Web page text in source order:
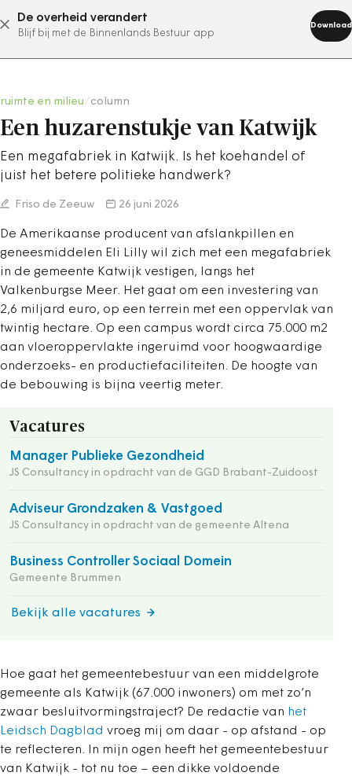
De overheid verandert
Blijf bij met de Binnenlands Bestuur app
Download
abonneer nu
ruimte en milieu column
Een huzarenstukje van Katwijk
Een megafabriek in Katwijk. Is het koehandel of
juist het betere politieke handwerk?
Friso de Zeeuw 26 juni 2026
De Amerikaanse producent van afslankpillen en
geneesmiddelen Eli Lilly wil zich met een megafabriek
in de gemeente Katwijk vestigen, langs het
Valkenburgse Meer. Het gaat om een investering van
2,6 miljard euro, op een terrein met een oppervlak van
twintig hectare. Op een campus wordt circa 75.000 m2
aan vloeroppervlakte ingeruimd voor hoogwaardige
onderzoeks- en productiefaciliteiten. De hoogte van
de bebouwing is bijna veertig meter.
Vacatures
Manager Publieke Gezondheid
JS Consultancy in opdracht van de GGD Brabant-Zuidoost
Adviseur Grondzaken & Vastgoed
JS Consultancy in opdracht van de gemeente Altena
Business Controller Sociaal Domein
Gemeente Brummen
Bekijk alle vacatures
Hoe gaat het gemeentebestuur van een middelgrote
gemeente als Katwijk (67.000 inwoners) om met zo’n
zwaar besluitvormingstraject? De redactie van het
Leidsch Dagblad vroeg mij om daar - op afstand - op
te reflecteren. In mijn ogen heeft het gemeentebestuur
van Katwijk - tot nu toe – een dikke voldoende